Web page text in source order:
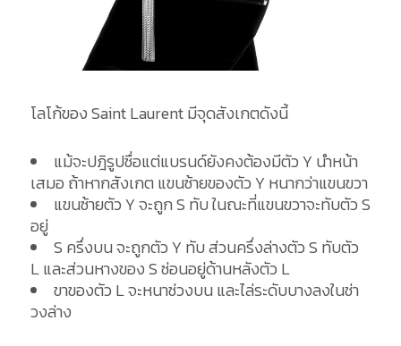
โลโก้ของ Saint Laurent มีจุดสังเกตดังนี้
แม้จะปฎิรูปชื่อแต่แบรนด์ยังคงต้องมีตัว Y นำหน้า
เสมอ ถ้าหากสังเกต แขนซ้ายของตัว Y หนากว่าแขนขวา
แขนซ้ายตัว Y จะถูก S ทับ ในณะที่แขนขวาจะทับตัว S
อยู่
S ครึ่งบน จะถูกตัว Y ทับ ส่วนครึ่งล่างตัว S ทับตัว
L และส่วนหางของ S ซ่อนอยู่ด้านหลังตัว L
ขาของตัว L จะหนาช่วงบน และไล่ระดับบางลงในช่า
วงล่าง